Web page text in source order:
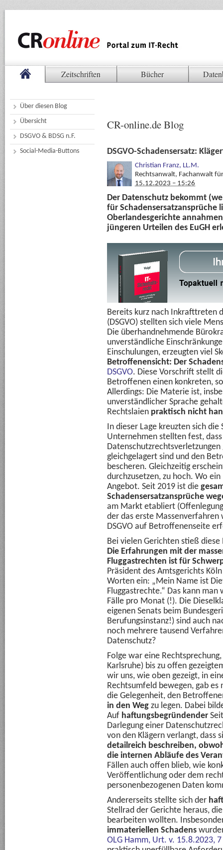
Zeitschriften Bücher
Über diesen Blog
Übersicht
DSGVO & BDSG n.F.
Social-Media-Buttons
CR-online.de Blog
DSGVO-Schadensersatz:
Christian Franz, LL.M.
Rechtsanwalt, Fachanwalt
15.12.2023 – 15:26
Der Datenschutz bekommt
für Schadensersatzansprüche
Oberlandesgerichte
jüngeren Urteilen des EuGH
Bereits kurz nach Inkrafttreten
(DSGVO) stellten sich viele
Die überhandnehmende
unverständliche
Einschulungen, erzeugten viel
Betroffenensicht: Der
DSGVO. Diese Vorschrift stellt
Betroffenen einen konkreten,
Allerdings: Die Materie ist,
unverständlicher Sprache
Rechtslaien praktisch nicht
In dieser Lage kreuzten sich
Unternehmen stellten fest,
gleichgelagert sind und den
bescheren. Gleichzeitig
durchzusetzen, zu hoch. Wo
Angebot. Seit 2019 ist die
Schadensersatzansprüche
am Markt etabliert
der das erste Massenverfahren
DSGVO auf Betroffenenseite
Bei vielen Gerichten stieß
Die Erfahrungen mit der
Fluggastrechten ist für
Präsident des Amtsgerichts
Worten ein: „Mein Name ist
Fluggastrechte.“ Das kann
Fälle pro Monat (!). Die
eigenen Senats beim
Berufungsinstanz!) sind auch
noch mehrere tausend
Datenschutz?
Folge war eine
Karlsruhe) bis zu offen
wir uns, wie oben gezeigt, in
Rechtsumfeld bewegen, gab
die Gelegenheit, den
in den Weg zu legen. Dabei
Auf haftungsbegründender
Darlegung einer
von den Klägern verlangt, dass
detailreich beschreiben,
die internen Abläufe des
Fällen auch offen blieb, wie
Veröffentlichung oder dem
personenbezogenen Daten
Andererseits stellte sich der
Stellrad der Gerichte heraus,
bearbeiten wollten.
immateriellen Schadens
OLG Hamm, Urt. v. 15.8.2023,